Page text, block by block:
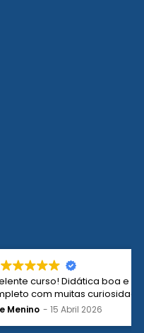
e conteúdo
sobre os
de encantamento